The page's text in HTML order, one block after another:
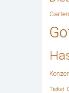
Garten
Ticket